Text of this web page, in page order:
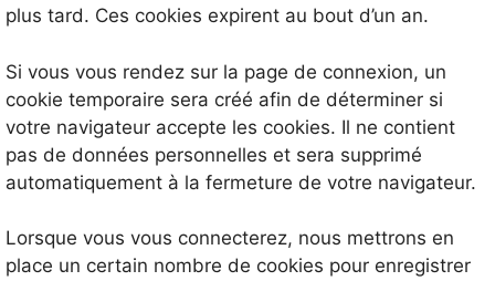
plus tard. Ces cookies expirent au bout d’un an.
Si vous vous rendez sur la page de connexion, un
cookie temporaire sera créé afin de déterminer si
votre navigateur accepte les cookies. Il ne contient
pas de données personnelles et sera supprimé
automatiquement à la fermeture de votre navigateur.
Lorsque vous vous connecterez, nous mettrons en
place un certain nombre de cookies pour enregistrer